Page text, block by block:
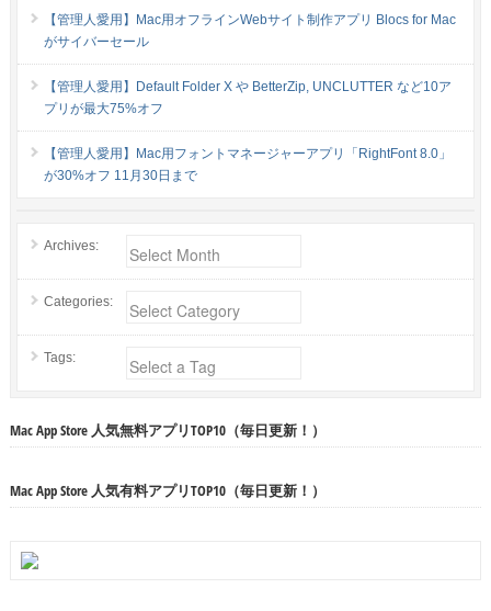
【管理人愛用】Mac用オフラインWebサイト制作アプリ Blocs for Mac
がサイバーセール
【管理人愛用】Default Folder X や BetterZip, UNCLUTTER など10ア
プリが最大75%オフ
【管理人愛用】Mac用フォントマネージャーアプリ「RightFont 8.0」
が30%オフ 11月30日まで
Archives:
Categories:
Tags:
Mac App Store 人気無料アプリTOP10（毎日更新！）
Mac App Store 人気有料アプリTOP10（毎日更新！）